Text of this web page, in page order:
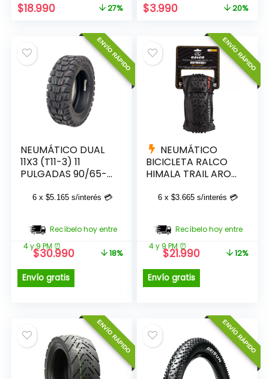
El
$25.990.
$18.990El
actual
$18.990.
27%
El
$4.990.
$3.990El
actual
es:
$3.990.
20%
ENVÍO RÁPIDO
NEUMÁTICO DUAL
11X3 (T11-3) 11
PULGADAS 90/65-
TUBELESS TUOVT
6 x$5.165 s/interés 💳
Recíbelo hoy entre
4 y 9 PM ⏰
El
original
era:
$30.990El
es:
Envío gratis
18%
ENVÍO RÁPIDO
NEUMÁTICO
BICICLETA RALCO
HIMALA TRAIL ARO
6 x$3.665 s/interés 💳
Recíbelo hoy entre
4 y 9 PM ⏰
El
original
era:
$21.990El
es:
Envío gratis
12%
ENVÍO RÁPIDO ENVÍO RÁPIDO